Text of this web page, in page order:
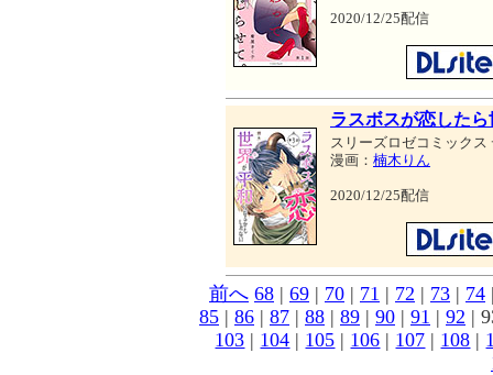
2020/12/25配信
ラスボスが恋した
スリーズロゼコミックス
漫画： 楠木りん
2020/12/25配信
前へ 68 | 69 | 70 | 71 | 72 | 73 | 74
85 | 86 | 87 | 88 | 89 | 90 | 91 | 92 |
103 | 104 | 105 | 106 | 107 | 108 |